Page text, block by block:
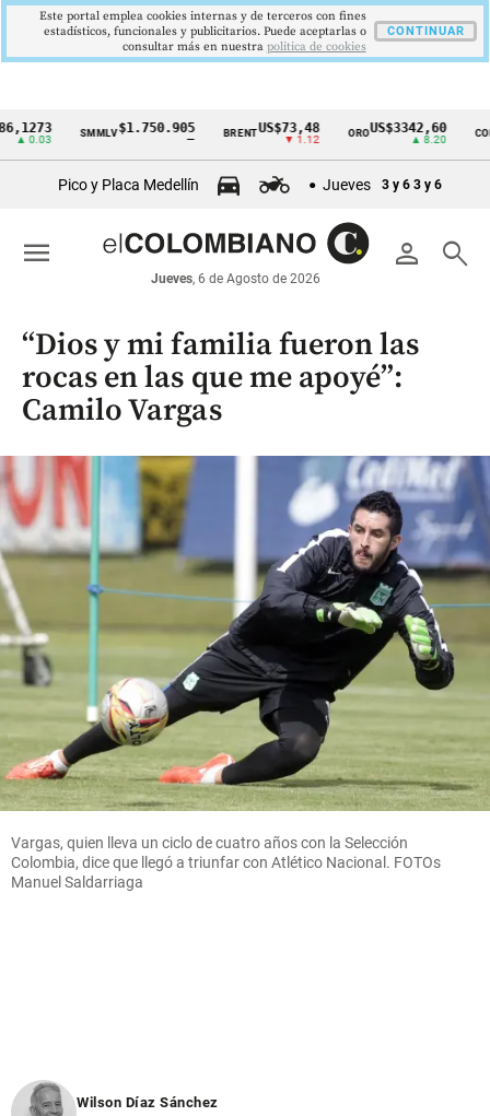
Cintillo
económicos
Colombia
SMMLV $1.750.905 BRENT US$73,48
▼ 1.12
ORO US$3342,60 COLCAP
Pico y Placa Medellín Jueves 3 y 6 3 y 6
person search
Jueves, 6 de Agosto de 2026
menu
“Dios y mi familia fueron las
rocas en las que me apoyé”:
Camilo Vargas
Vargas, quien lleva un ciclo de cuatro años con la Selección
Colombia, dice que llegó a triunfar con Atlético Nacional. FOTOs
Manuel Saldarriaga
Wilson Díaz Sánchez
Este portal emplea cookies internas y de terceros con fines
estadísticos, funcionales y publicitarios. Puede aceptarlas o
consultar más en nuestra politica de cookies
CONTINUAR